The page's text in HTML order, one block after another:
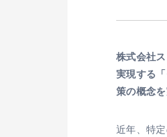
株式会社
実現する
策の概念
近年、特